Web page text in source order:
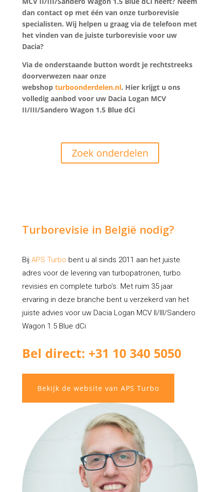
dan contact op met één van onze turborevisie
specialisten. Wij helpen u graag via de telefoon met
het vinden van de juiste turborevisie voor uw
Dacia?
Via de onderstaande button wordt je rechtstreeks
doorverwezen naar onze
webshop turboonderdelen.nl. Hier krijgt u ons
volledig aanbod voor uw Dacia Logan MCV
II/III/Sandero Wagon 1.5 Blue dCi
Zoek onderdelen
Turborevisie in België nodig?
Bij APS Turbo bent u al sinds 2011 aan het juiste
adres voor de levering van turbopatronen, turbo
revisies en complete turbo’s. Met ruim 35 jaar
ervaring in deze branche bent u verzekerd van het
juiste advies voor uw Dacia Logan MCV II/III/Sandero
Wagon 1.5 Blue dCi
Bel direct: +31 10 340 5050
Bekijk de website van APS Turbo